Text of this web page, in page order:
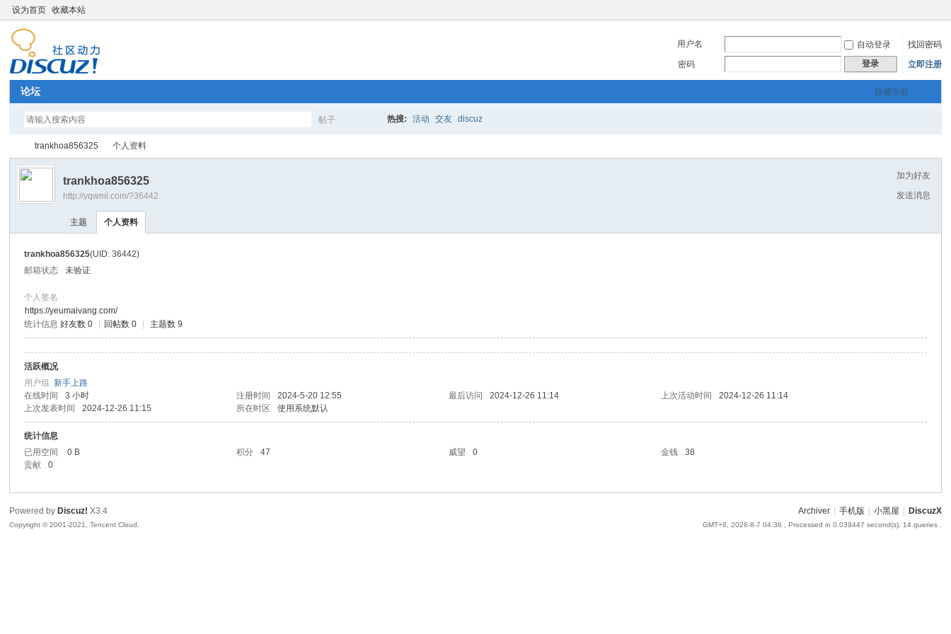
设为首页 收藏本站
用户名 自动登录
找回密码
密码
登录 立即注册
快捷导航
论坛
帖子 热搜: 活动 交友 discuz
›
trankhoa856325 个人资料
加为好友
发送消息
trankhoa856325
http://yqwml.com/?36442
主题 个人资料
trankhoa856325(UID: 36442)
邮箱状态
未验证
个人签名
https://yeumaivang.com/
统计信息 好友数 0 回帖数 0 主题数 9
活跃概况
用户组新手上路
在线时间
3 小时 注册时间 2024-5-20 12:55 最后访问 2024-12-26 11:14 上次活动时间
2024-12-26 11:14
上次发表时间
2024-12-26 11:15 所在时区 使用系统默认
统计信息
已用空间
0 B 积分 47 威望 0 金钱
38
贡献
0
Archiver 手机版 小黑屋 DiscuzX
GMT+8, 2026-8-7 04:36 , Processed in 0.039447 second(s), 14 queries .
Powered by Discuz! X3.4
Copyright © 2001-2021, Tencent Cloud.